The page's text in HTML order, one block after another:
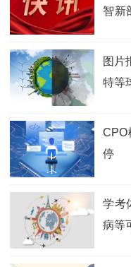
智新
图片
特等
CPO
停
学考
病等